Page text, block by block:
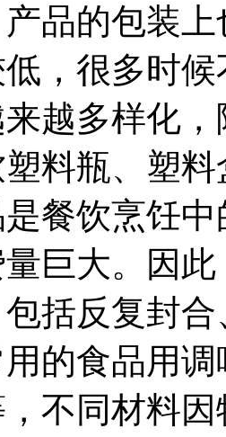
品的包装
，很多时
越多样化
料瓶、塑
餐饮烹饪
巨大。因
括反复封
的食品用
不同材料